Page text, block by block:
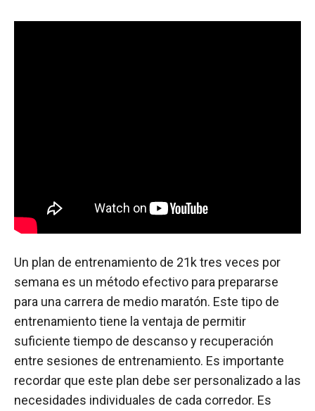
Un plan de entrenamiento de 21k tres veces por
semana es un método efectivo para prepararse
para una carrera de medio maratón. Este tipo de
entrenamiento tiene la ventaja de permitir
suficiente tiempo de descanso y recuperación
entre sesiones de entrenamiento. Es importante
recordar que este plan debe ser personalizado a las
necesidades individuales de cada corredor. Es